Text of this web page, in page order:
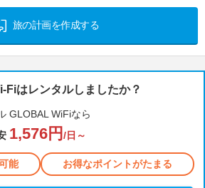
旅の計画を作成する
Fiはレンタルしましたか？
GLOBAL WiFiなら
1,576円 /日～
能 お得なポイントがたまる